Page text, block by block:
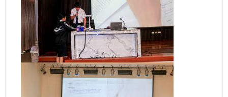
- โครงการบริหารจัดการพื้นที่ 10 ไร่ ด้านหลังโรงสีข้าว
สวนดุสิต จังหวัดปราจีนบุรี
- โครงการส่งเสริมการปลูกกล้วยเล็บมือนางฯ
- ผลงาน/รางวัล
- SDU Zero Waste